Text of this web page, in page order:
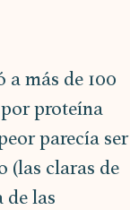
más de 100
proteína
parecía ser
(las claras de
de las